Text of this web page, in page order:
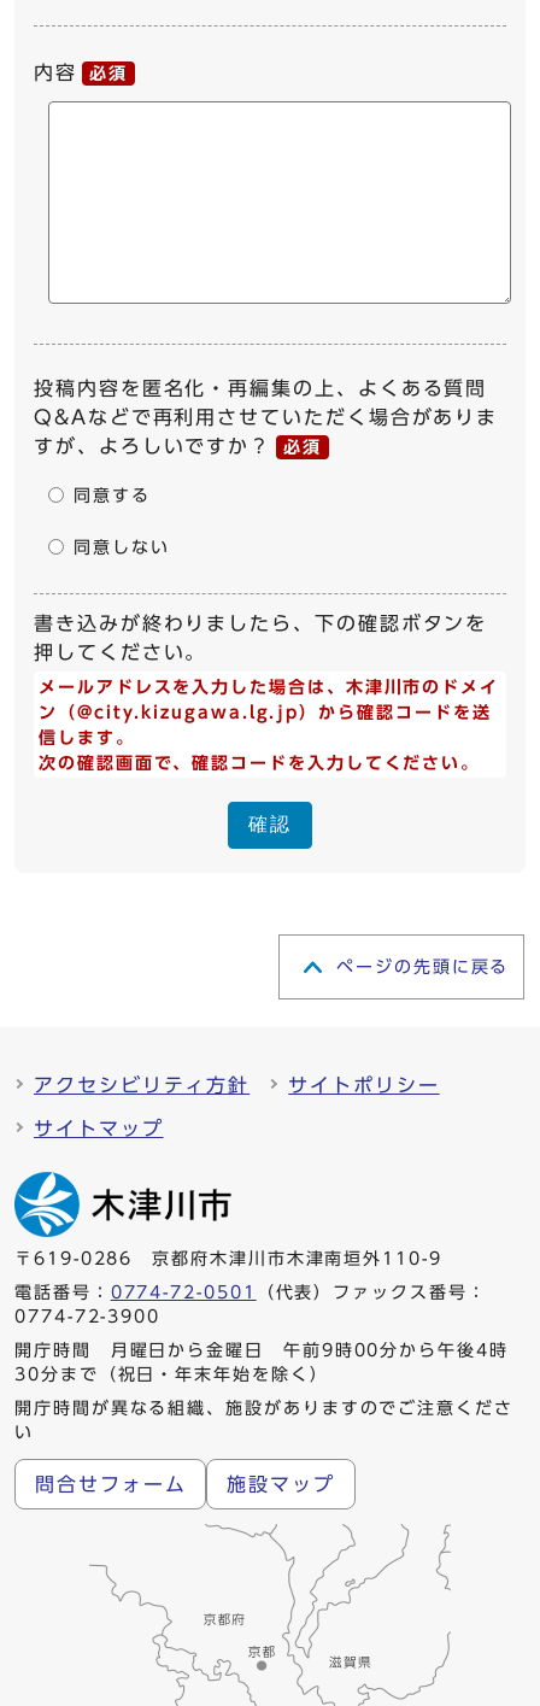
内容 必須
投稿内容を匿名化・再編集の上、よくある質問
Q&Aなどで再利用させていただく場合がありま
すが、よろしいですか？
必須
同意する
同意しない
書き込みが終わりましたら、下の確認ボタンを
押してください。
メールアドレスを入力した場合は、木津川市のドメイ
ン（@city.kizugawa.lg.jp）から確認コードを送
信します。
次の確認画面で、確認コードを入力してください。
確認
ページの先頭に戻る
アクセシビリティ方針 サイトポリシー
サイトマップ
〒619-0286 京都府木津川市木津南垣外110-9
電話番号： 0774-72-0501
（代表）ファックス番号：
0774-72-3900
開庁時間 月曜日から金曜日 午前9時00分から午後4時
30分まで（祝日・年末年始を除く）
開庁時間が異なる組織、施設がありますのでご注意くださ
い
問合せフォーム 施設マップ